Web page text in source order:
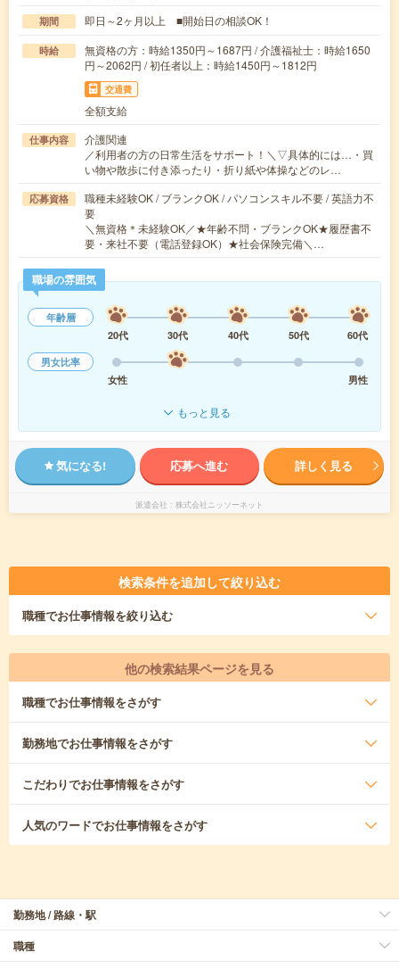
期間 即日～2ヶ月以上 ■開始日の相談OK！
時給
無資格の方：時給1350円～1687円 / 介護福祉士：時給1650
円～2062円 / 初任者以上：時給1450円～1812円
交通費
全額支給
仕事内容
介護関連
／利用者の方の日常生活をサポート！＼▽具体的には…・買
い物や散歩に付き添ったり・折り紙や体操などのレ…
応募資格
職種未経験OK / ブランクOK / パソコンスキル不要 / 英語力不
要
＼無資格＊未経験OK／★年齢不問・ブランクOK★履歴書不
要・来社不要（電話登録OK）★社会保険完備＼…
職場の雰囲気
年齢層
20代
30代 40代 50代
60代
男女比率
女性
男性
もっと見る
気になる! 応募へ進む 詳しく見る
派遣会社 株式会社ニッソーネット
検索条件を追加して絞り込む
職種でお仕事情報を絞り込む
他の検索結果ページを見る
職種でお仕事情報をさがす
勤務地でお仕事情報をさがす
こだわりでお仕事情報をさがす
人気のワードでお仕事情報をさがす
勤務地 / 路線・駅
職種